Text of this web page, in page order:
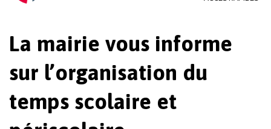
La mairie vous informe
sur l’organisation du
temps scolaire et